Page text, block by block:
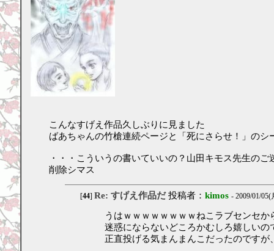
こんなすげえ作品久しぶりに見ました
ばあちゃんの竹槍連続ページと「死にさらせ！」の
・・・こういうの書いていいの？山田キモス先生の
削除シマス
[44] Re: すげえ作品だ投稿者： kimos - 2009/01/05(
うはｗｗｗｗｗｗｗｗねこラブセンセ
迷惑にならないどころかむしろ嬉しいの
正直投げる気まんまんこだったのです